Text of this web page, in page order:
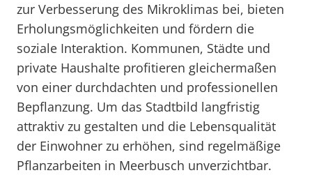
zur Verbesserung des Mikroklimas bei, bieten
Erholungsmöglichkeiten und fördern die
soziale Interaktion. Kommunen, Städte und
private Haushalte profitieren gleichermaßen
von einer durchdachten und professionellen
Bepflanzung. Um das Stadtbild langfristig
attraktiv zu gestalten und die Lebensqualität
der Einwohner zu erhöhen, sind regelmäßige
Pflanzarbeiten in Meerbusch unverzichtbar.